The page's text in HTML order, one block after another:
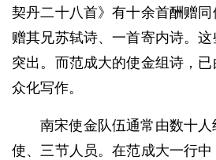
契丹二十八首》有十余首酬赠
赠其兄苏轼诗、一首寄内诗。
突出。而范成大的使金组诗，
众化写作。
南宋使金队伍通常由数十
使、三节人员。在范成大一行